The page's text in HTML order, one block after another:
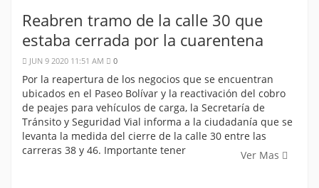
Reabren tramo de la calle 30 que
estaba cerrada por la cuarentena
JUN 9 2020 11:51 AM 0
Por la reapertura de los negocios que se encuentran
ubicados en el Paseo Bolívar y la reactivación del cobro
de peajes para vehículos de carga, la Secretaría de
Tránsito y Seguridad Vial informa a la ciudadanía que se
levanta la medida del cierre de la calle 30 entre las
carreras 38 y 46. Importante tener
Ver Mas